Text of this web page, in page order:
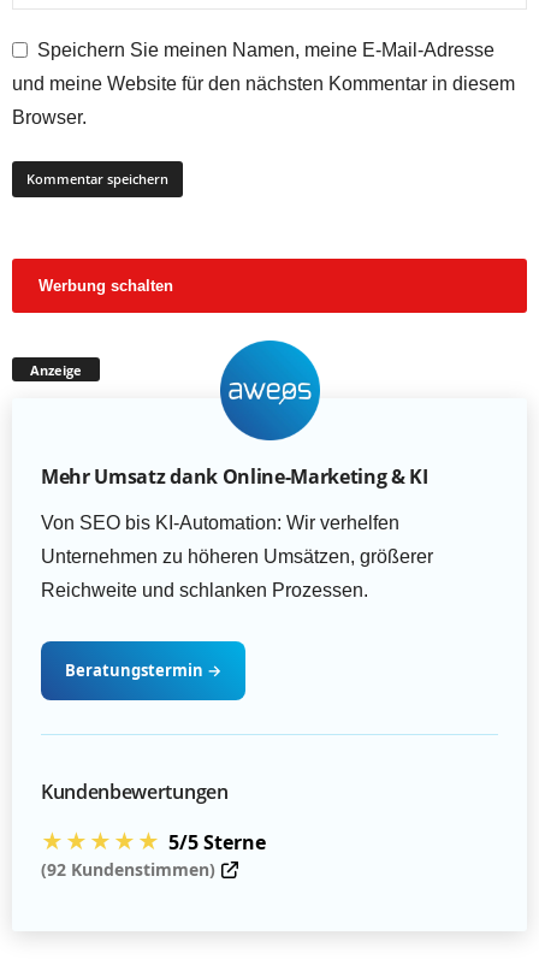
Speichern Sie meinen Namen, meine E-Mail-Adresse
und meine Website für den nächsten Kommentar in diesem
Browser.
Werbung schalten
Anzeige
Mehr Umsatz dank Online-Marketing & KI
Von SEO bis KI-Automation: Wir verhelfen
Unternehmen zu höheren Umsätzen, größerer
Reichweite und schlanken Prozessen.
Beratungstermin →
Kundenbewertungen
★★★★★ 5/5 Sterne
(92 Kundenstimmen)